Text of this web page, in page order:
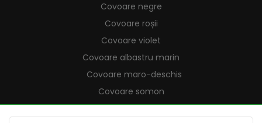
Covoare negre
Covoare roșii
Covoare violet
Covoare albastru marin
Covoare maro-deschis
Covoare somon
Covoare crem